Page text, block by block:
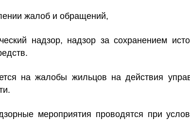
жалоб и обращений,
надзор, надзор за сохранением
на жалобы жильцов на действия
мероприятия проводятся при